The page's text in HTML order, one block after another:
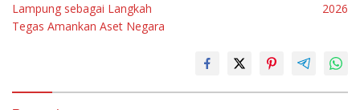
Lampung sebagai Langkah
Tegas Amankan Aset Negara
2026